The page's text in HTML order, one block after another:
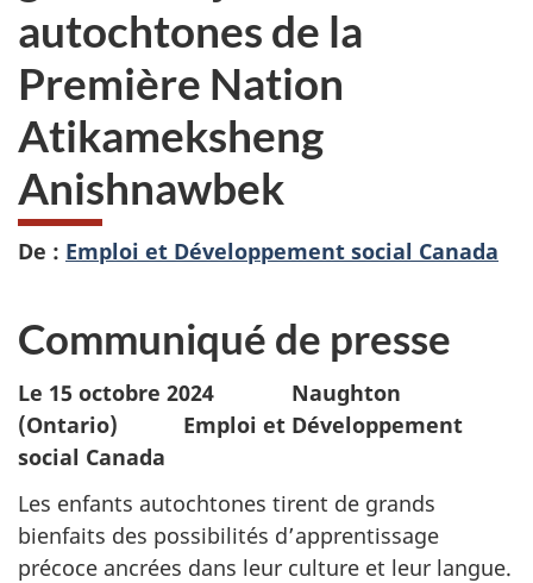
autochtones de la
Première Nation
Atikameksheng
Anishnawbek
De : Emploi et Développement social Canada
Communiqué de presse
Le 15 octobre 2024
Naughton
(Ontario)
Emploi et Développement
social Canada
Les enfants autochtones tirent de grands
bienfaits des possibilités d’apprentissage
précoce ancrées dans leur culture et leur langue.